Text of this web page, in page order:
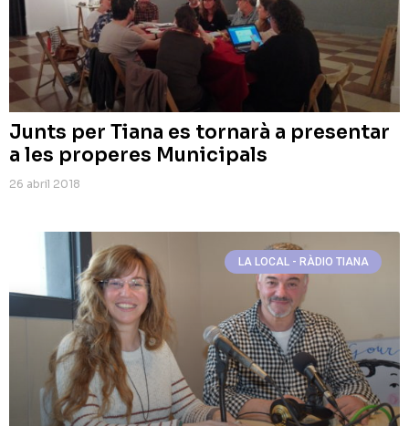
Junts per Tiana es tornarà a presentar
a les properes Municipals
26 abril 2018
LA LOCAL - RÀDIO TIANA